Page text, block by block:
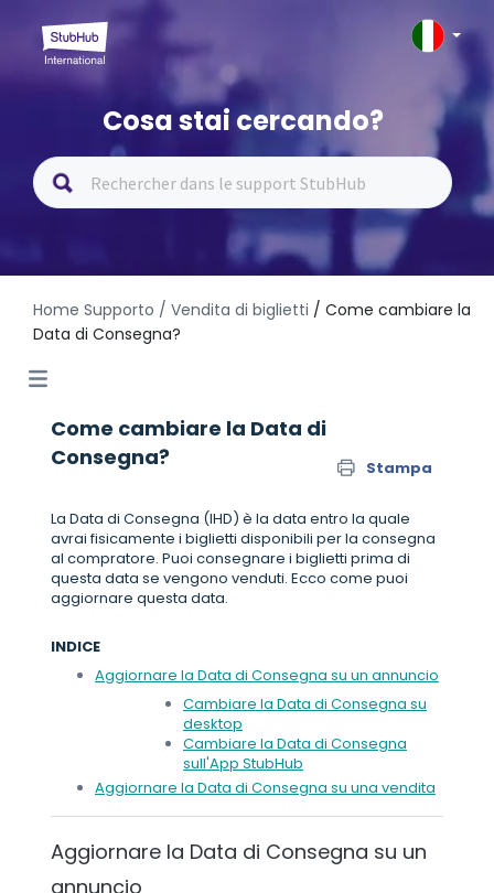
Cosa stai cercando?
Home Supporto / Vendita di biglietti / Come cambiare la
Data di Consegna?
Come cambiare la Data di
Consegna?
Stampa
La Data di Consegna (IHD) è la data entro la quale
avrai fisicamente i biglietti disponibili per la consegna
al compratore. Puoi consegnare i biglietti prima di
questa data se vengono venduti. Ecco come puoi
aggiornare questa data.
INDICE
Aggiornare la Data di Consegna su un annuncio
Cambiare la Data di Consegna su
desktop
Cambiare la Data di Consegna
sull'App StubHub
Aggiornare la Data di Consegna su una vendita
Aggiornare la Data di Consegna su un
annuncio